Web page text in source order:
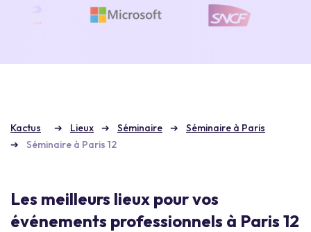
Kactus Lieux Séminaire
Séminaire à Paris
Séminaire à Paris 12
Les meilleurs lieux pour vos
événements professionnels à Paris 12